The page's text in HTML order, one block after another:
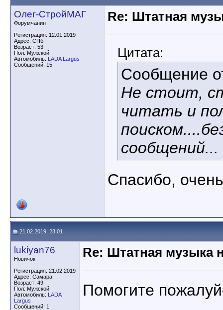
Олег-СтройМАГ
Форумчанин
Регистрация: 12.01.2019
Адрес: СПб
Возраст: 53
Пол: Мужской
Автомобиль: LADA Largus
Сообщений: 15
Re: Штатная
Цитата:
Сообщение
Не стоит,
читать и
сообщений...
Спасибо,
21.02.2019, 23:01
lukiyan76
Новичок
Регистрация: 21.02.2019
Адрес: Самара
Возраст: 49
Пол: Мужской
Автомобиль: LADA
Largus
Сообщений: 1
Re: Штатная музыка
Помогите